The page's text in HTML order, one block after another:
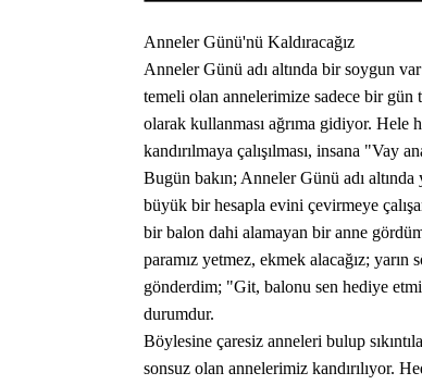
​Anneler Günü'nü Kaldıracağız
​Anneler Günü adı altında bir soygun
temeli olan annelerimize sadece bir gün
olarak kullanması ağrıma gidiyor. Hele
kandırılmaya çalışılması, insana "Vay
​Bugün bakın; Anneler Günü adı altında
büyük bir hesapla evini çevirmeye
bir balon dahi alamayan bir anne
paramız yetmez, ekmek alacağız;
gönderdim; "Git, balonu sen hediye
durumdur.
​Böylesine çaresiz anneleri bulup
sonsuz olan annelerimiz kandırılıyor.